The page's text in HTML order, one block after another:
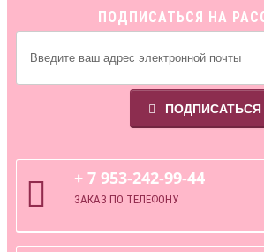
ПОДПИСАТЬСЯ НА
ПОДПИСАТЬСЯ
+ 7 953-242-99-44
ЗАКАЗ ПО ТЕЛЕФОНУ